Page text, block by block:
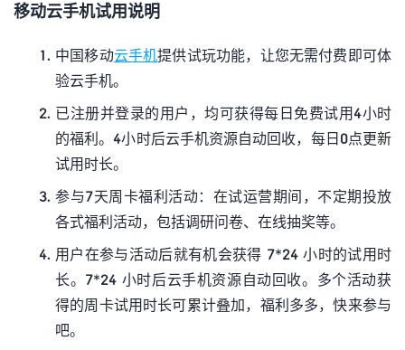
移动云手机试用说明
中国移动云手机提供试玩功能，让您无需付费即可体
验云手机。
已注册并登录的用户，均可获得每日免费试用4小时
的福利。4小时后云手机资源自动回收，每日0点更新
试用时长。
参与7天周卡福利活动：在试运营期间，不定期投放
各式福利活动，包括调研问卷、在线抽奖等。
用户在参与活动后就有机会获得 7*24 小时的试用时
长。7*24 小时后云手机资源自动回收。多个活动获
得的周卡试用时长可累计叠加，福利多多，快来参与
吧。